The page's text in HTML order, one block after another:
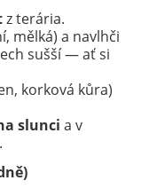
z terária.
mělká) a navlhči
sušší — ať si
korková kůra)
slunci a v